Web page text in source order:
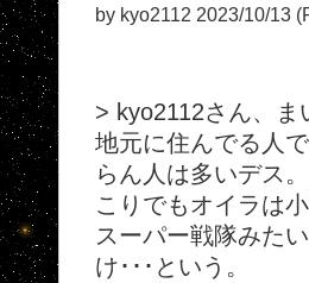
by kyo2112 2023/10/13
> kyo2112さん、ま
地元に住んでる人
らん人は多いデス。
こりでもオイラは
スーパー戦隊みた
け･･･という。